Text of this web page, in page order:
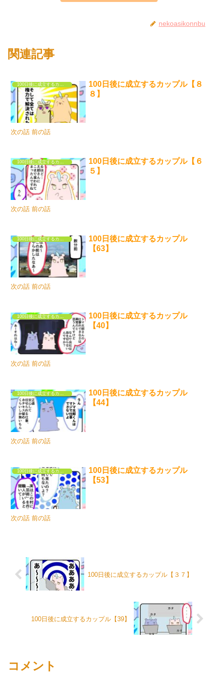
nekoasikonnbu
関連記事
100日後に成立するカップル
100日後に成立するカップル【８
８】
次の話 前の話
100日後に成立するカップル【６
５】
次の話 前の話
100日後に成立するカップル
100日後に成立するカップル
【63】
次の話 前の話
100日後に成立するカップル
【40】
次の話 前の話
100日後に成立するカップル
100日後に成立するカップル
【44】
次の話 前の話
100日後に成立するカップル
【53】
次の話 前の話
100日後に成立するカップル【３７】
100日後に成立するカップル【39】
コメント